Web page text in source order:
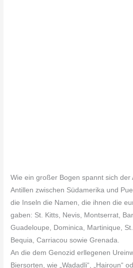
Wie ein großer Bogen spannt sich der
Antillen zwischen Südamerika und
die Inseln die Namen, die ihnen die
gaben: St. Kitts, Nevis, Montserrat,
Guadeloupe, Dominica, Martinique,
Bequia, Carriacou sowie Grenada.
An die dem Genozid erllegenen
Biersorten, wie „Wadadli“, „Hairoun“